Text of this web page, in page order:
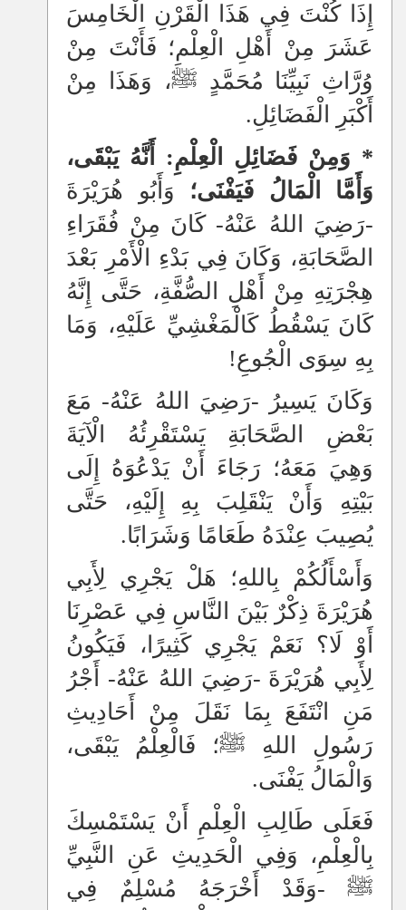
إِذَا كُنْتَ فِي هَذَا الْقَرْنِ الْخَامِسَ
عَشَرَ مِنْ أَهْلِ الْعِلْمِ؛ فَأَنْتَ مِنْ
وُرَّاثِ نَبِيِّنَا مُحَمَّدٍ ﷺ، وَهَذَا مِنْ
أَكْبَرِ الْفَضَائِلِ.
* وَمِنْ فَضَائِلِ الْعِلْمِ: أَنَّهُ يَبْقَى،
وَأَمَّا الْمَالُ فَيَفْنَى؛ وَأَبُو هُرَيْرَةَ
-رَضِيَ اللهُ عَنْهُ- كَانَ مِنْ فُقَرَاءِ
الصَّحَابَةِ، وَكَانَ فِي بَدْءِ الْأَمْرِ بَعْدَ
هِجْرَتِهِ مِنْ أَهْلِ الصُّفَّةِ، حَتَّى إِنَّهُ
كَانَ يَسْقُطُ كَالْمَغْشِيِّ عَلَيْهِ، وَمَا
بِهِ سِوَى الْجُوعِ!
وَكَانَ يَسِيرُ -رَضِيَ اللهُ عَنْهُ- مَعَ
بَعْضِ الصَّحَابَةِ يَسْتَقْرِئُهُ الْآيَةَ
وَهِيَ مَعَهُ؛ رَجَاءَ أَنْ يَدْعُوَهُ إِلَى
بَيْتِهِ وَأَنْ يَنْقَلِبَ بِهِ إِلَيْهِ، حَتَّى
يُصِيبَ عِنْدَهُ طَعَامًا وَشَرَابًا.
وَأَسْأَلُكُمْ بِاللهِ؛ هَلْ يَجْرِي لِأَبِي
هُرَيْرَةَ ذِكْرٌ بَيْنَ النَّاسِ فِي عَصْرِنَا
أَوْ لَا؟ نَعَمْ يَجْرِي كَثِيرًا، فَيَكُونُ
لِأَبِي هُرَيْرَةَ -رَضِيَ اللهُ عَنْهُ- أَجْرُ
مَنِ انْتَفَعَ بِمَا نَقَلَ مِنْ أَحَادِيثِ
رَسُولِ اللهِ ﷺ؛ فَالْعِلْمُ يَبْقَى،
وَالْمَالُ يَفْنَى.
فَعَلَى طَالِبِ الْعِلْمِ أَنْ يَسْتَمْسِكَ
بِالْعِلْمِ، وَفِي الْحَدِيثِ عَنِ النَّبِيِّ
ﷺ -وَقَدْ أَخْرَجَهُ مُسْلِمٌ فِي